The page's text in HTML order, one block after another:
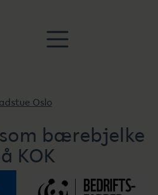
Oslo
bærebjelke
KOK